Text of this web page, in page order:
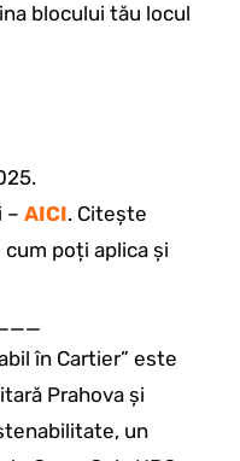
blocului tău locul
– AICI. Citește
poți aplica și
în Cartier” este
Prahova și
un